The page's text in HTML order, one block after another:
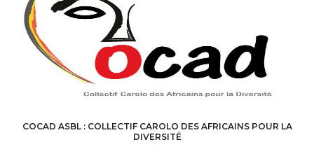
COCAD ASBL : COLLECTIF CAROLO DES AFRICAINS POUR LA
DIVERSITÉ